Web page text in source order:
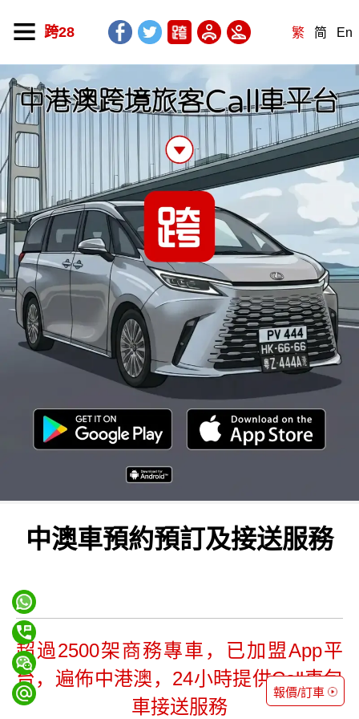
跨28 繁 简 En
中澳車預約預訂及接送服務
超過2500架商務專車，已加盟App平
台，遍佈中港澳，24小時提供Call車包
車接送服務
報價/訂車